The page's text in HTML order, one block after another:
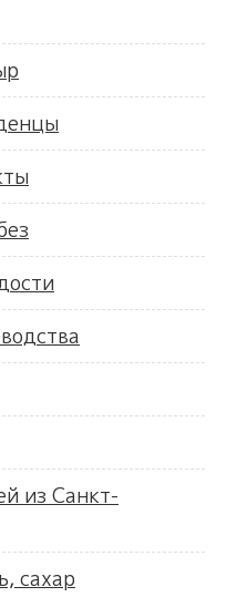
из Санкт-
сахар